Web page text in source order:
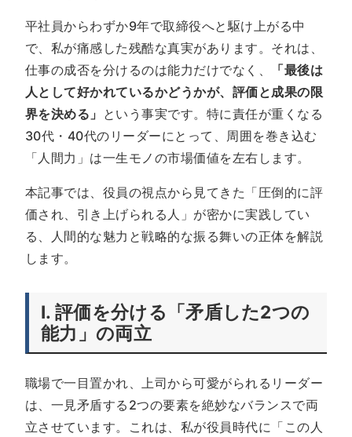
平社員からわずか9年で取締役へと駆け上がる中
で、私が痛感した残酷な真実があります。それは、
仕事の成否を分けるのは能力だけでなく、
「最後は
人として好かれているかどうかが、評価と成果の限
界を決める」 という事実です。特に責任が重くなる
30代・40代のリーダーにとって、周囲を巻き込む
「人間力」は一生モノの市場価値を左右します。
本記事では、役員の視点から見てきた「圧倒的に評
価され、引き上げられる人」が密かに実践してい
る、人間的な魅力と戦略的な振る舞いの正体を解説
します。
I. 評価を分ける「矛盾した2つの
能力」の両立
職場で一目置かれ、上司から可愛がられるリーダー
は、一見矛盾する2つの要素を絶妙なバランスで両
立させています。これは、私が役員時代に「この人